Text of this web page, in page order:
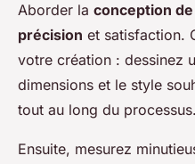
Aborder la conception
précision et satisfaction.
votre création : dessinez
dimensions et le style
tout au long du processus.
Ensuite, mesurez